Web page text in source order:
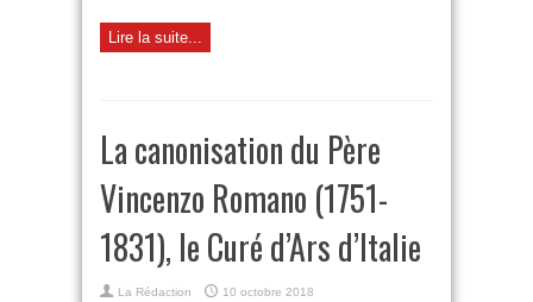
Lire la suite...
La canonisation du Père
Vincenzo Romano (1751-
1831), le Curé d’Ars d’Italie
La Rédaction
10 octobre 2018